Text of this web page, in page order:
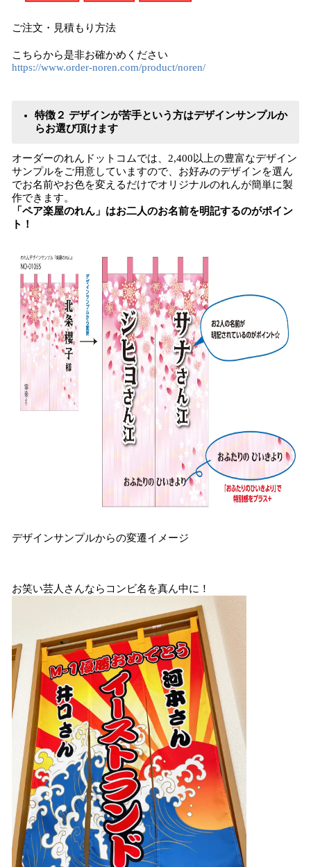
ご注文・見積もり方法
こちらから是非お確かめください
https://www.order-noren.com/product/noren/
特徴２ デザインが苦手という方はデザインサンプルか
らお選び頂けます
オーダーのれんドットコムでは、2,400以上の豊富なデザイン
サンプルをご用意していますので、お好みのデザインを選ん
でお名前やお色を変えるだけでオリジナルのれんが簡単に製
作できます。
「ペア楽屋のれん」はお二人のお名前を明記するのがポイン
ト！
デザインサンプルからの変遷イメージ
お笑い芸人さんならコンビ名を真ん中に！